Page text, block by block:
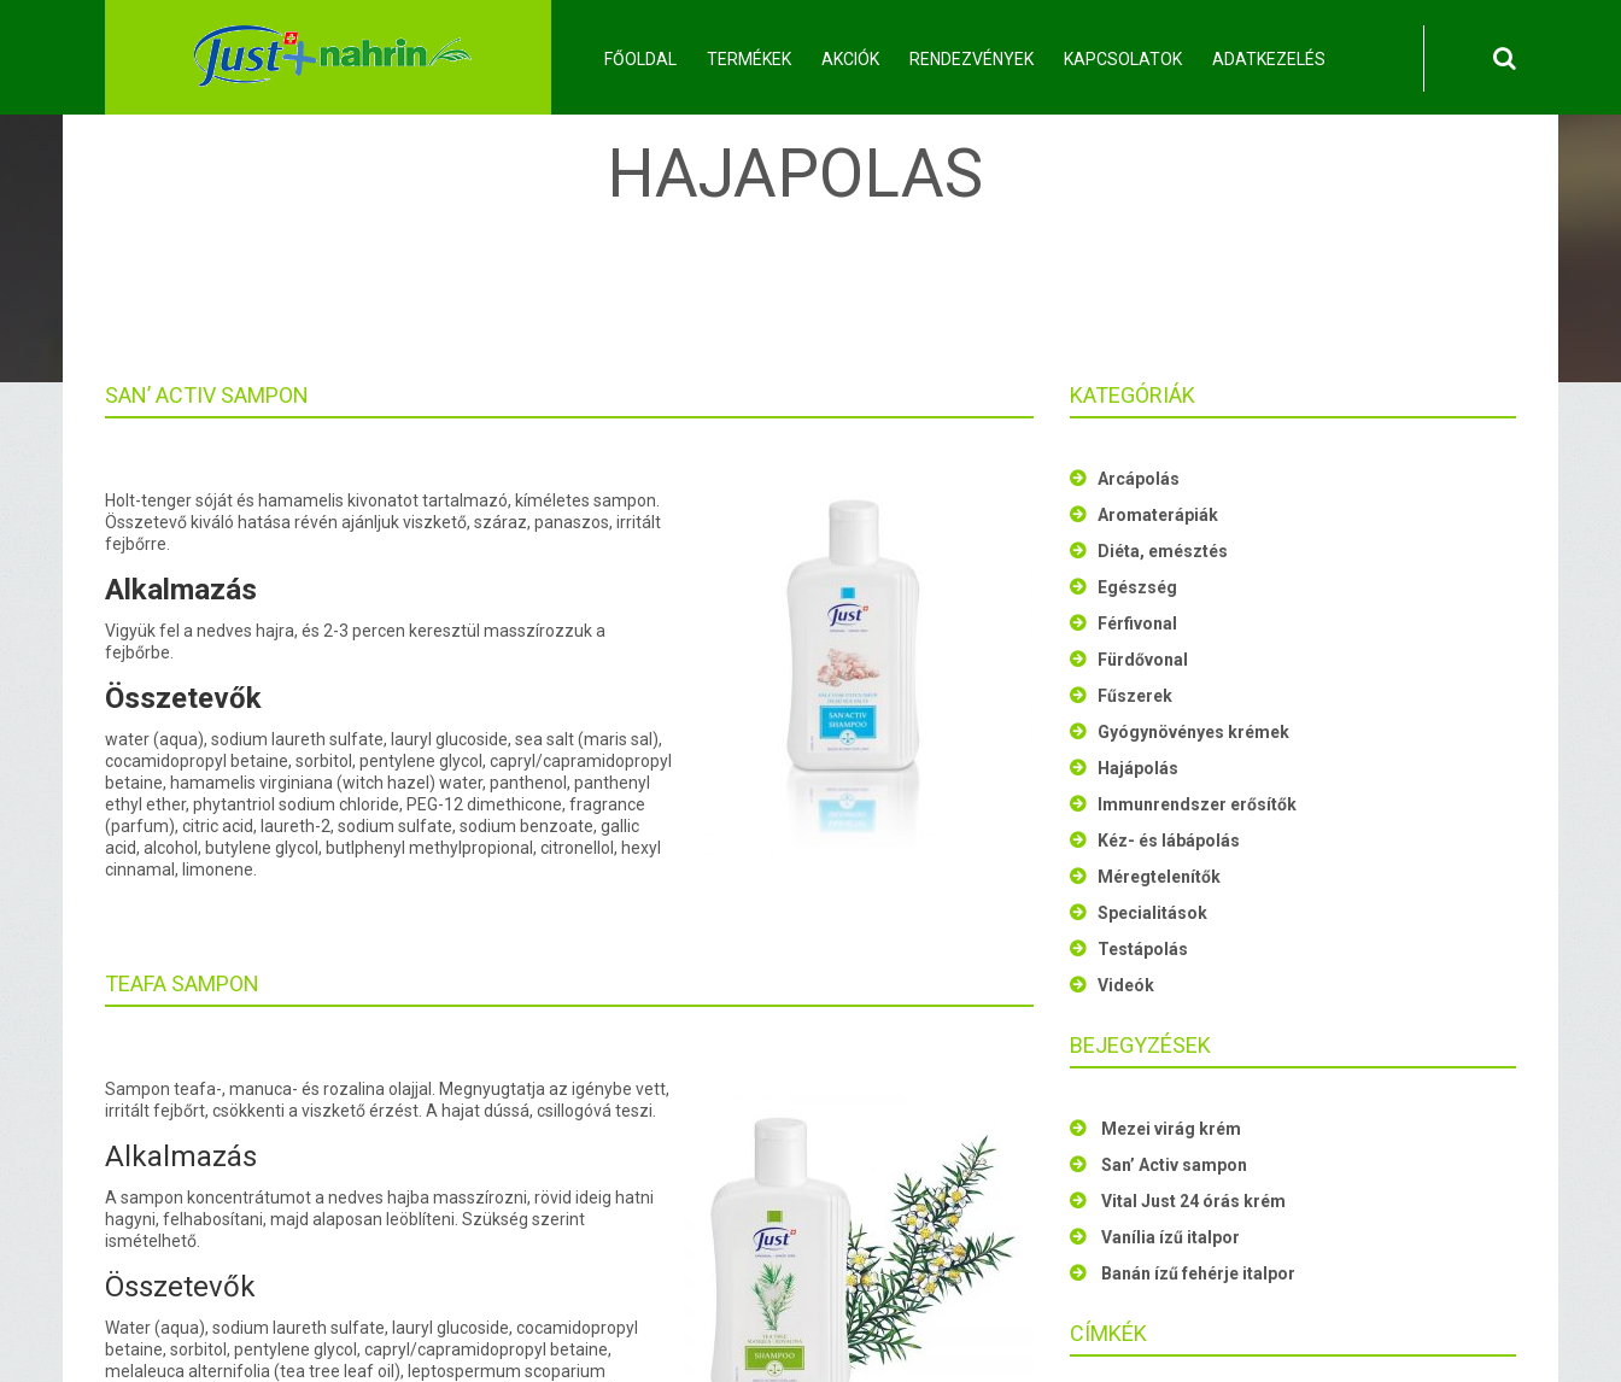
FŐOLDAL TERMÉKEK AKCIÓK RENDEZVÉNYEK KAPCSOLATOK ADATKEZELÉS
HAJAPOLAS
SAN’ ACTIV SAMPON
Holt-tenger sóját és hamamelis kivonatot tartalmazó, kíméletes sampon.
Összetevő kiváló hatása révén ajánljuk viszkető, száraz, panaszos, irritált
fejbőrre.
Alkalmazás
Vigyük fel a nedves hajra, és 2-3 percen keresztül masszírozzuk a
fejbőrbe.
Összetevők
water (aqua), sodium laureth sulfate, lauryl glucoside, sea salt (maris sal),
cocamidopropyl betaine, sorbitol, pentylene glycol, capryl/capramidopropyl
betaine, hamamelis virginiana (witch hazel) water, panthenol, panthenyl
ethyl ether, phytantriol sodium chloride, PEG-12 dimethicone, fragrance
(parfum), citric acid, laureth-2, sodium sulfate, sodium benzoate, gallic
acid, alcohol, butylene glycol, butlphenyl methylpropional, citronellol, hexyl
cinnamal, limonene.
TEAFA SAMPON
Sampon teafa-, manuca- és rozalina olajjal. Megnyugtatja az igénybe vett,
irritált fejbőrt, csökkenti a viszkető érzést. A hajat dússá, csillogóvá teszi.
Alkalmazás
A sampon koncentrátumot a nedves hajba masszírozni, rövid ideig hatni
hagyni, felhabosítani, majd alaposan leöblíteni. Szükség szerint
ismételhető.
Összetevők
Water (aqua), sodium laureth sulfate, lauryl glucoside, cocamidopropyl
betaine, sorbitol, pentylene glycol, capryl/capramidopropyl betaine,
melaleuca alternifolia (tea tree leaf oil), leptospermum scoparium
KATEGÓRIÁK
Arcápolás
Aromaterápiák
Diéta, emésztés
Egészség
Férfivonal
Fürdővonal
Fűszerek
Gyógynövényes krémek
Hajápolás
Immunrendszer erősítők
Kéz- és lábápolás
Méregtelenítők
Specialitások
Testápolás
Videók
BEJEGYZÉSEK
Mezei virág krém
San’ Activ sampon
Vital Just 24 órás krém
Vanília ízű italpor
Banán ízű fehérje italpor
CÍMKÉK